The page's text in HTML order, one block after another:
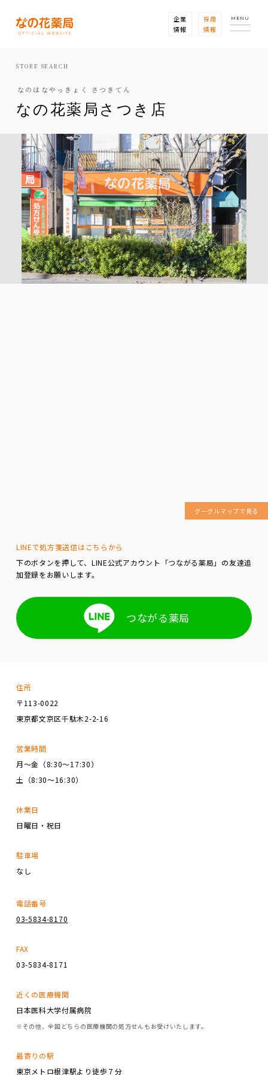
企業
情報
採用
情報
MENU
STORE SEARCH
なのはなやっきょく さつきてん
なの花薬局さつき店
グーグルマップで見る
LINEで処方箋送信はこちらから
下のボタンを押して、LINE公式アカウント「つながる薬局」の友達追
加登録をお願いします。
つながる薬局
住所
〒113-0022
東京都文京区千駄木2-2-16
営業時間
月～金（8:30～17:30）
土（8:30～16:30）
休業日
日曜日・祝日
駐車場
なし
電話番号
03-5834-8170
FAX
03-5834-8171
近くの医療機関
日本医科大学付属病院
※その他、全国どちらの医療機関の処方せんもお受けいたします。
最寄りの駅
東京メトロ根津駅より徒歩７分